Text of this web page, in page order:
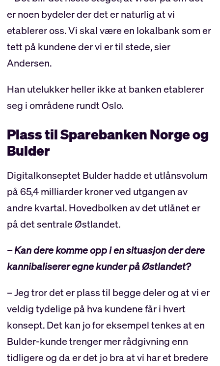
er noen bydeler der det er naturlig at vi
etablerer oss. Vi skal være en lokalbank som er
tett på kundene der vi er til stede, sier
Andersen.
Han utelukker heller ikke at banken etablerer
seg i områdene rundt Oslo.
Plass til Sparebanken Norge og
Bulder
Digitalkonseptet Bulder hadde et utlånsvolum
på 65,4 milliarder kroner ved utgangen av
andre kvartal. Hovedbolken av det utlånet er
på det sentrale Østlandet.
– Kan dere komme opp i en situasjon der dere
kannibaliserer egne kunder på Østlandet?
– Jeg tror det er plass til begge deler og at vi er
veldig tydelige på hva kundene får i hvert
konsept. Det kan jo for eksempel tenkes at en
Bulder-kunde trenger mer rådgivning enn
tidligere og da er det jo bra at vi har et bredere